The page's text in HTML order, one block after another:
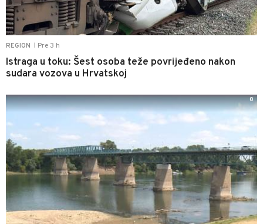
REGION Pre 3 h
Istraga u toku: Šest osoba teže povrijeđeno nakon
sudara vozova u Hrvatskoj
0